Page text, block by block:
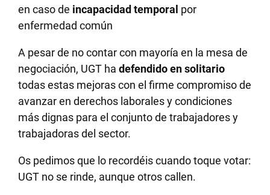
en caso de incapacidad temporal por
enfermedad común
A pesar de no contar con mayoría en la mesa de
negociación, UGT ha defendido en solitario
todas estas mejoras con el firme compromiso de
avanzar en derechos laborales y condiciones
más dignas para el conjunto de trabajadores y
trabajadoras del sector.
Os pedimos que lo recordéis cuando toque votar:
UGT no se rinde, aunque otros callen.